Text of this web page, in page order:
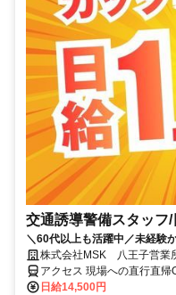
交通誘導警備スタッフ/
＼60代以上も活躍中／未経験
で警備員デビューをしません
勤務3日前迄シフト申請が可能
イフスタイルに合わせてお仕
株式会社MSK 八王子営業
アクセス 現場への直行直帰
日給14,500円